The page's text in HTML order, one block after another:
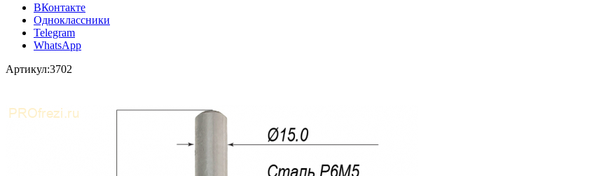
ВКонтакте
Одноклассники
Telegram
WhatsApp
Артикул:3702